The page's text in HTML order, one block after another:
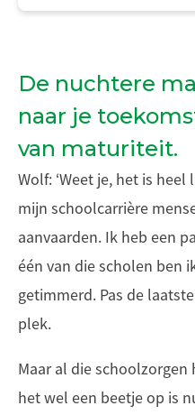
De nuchtere
naar je
van maturiteit.
Wolf: ‘Weet je, het is
mijn schoolcarrière
aanvaarden. Ik heb een
één van die scholen ben
getimmerd. Pas de
plek.
Maar al die
het wel een beetje op is